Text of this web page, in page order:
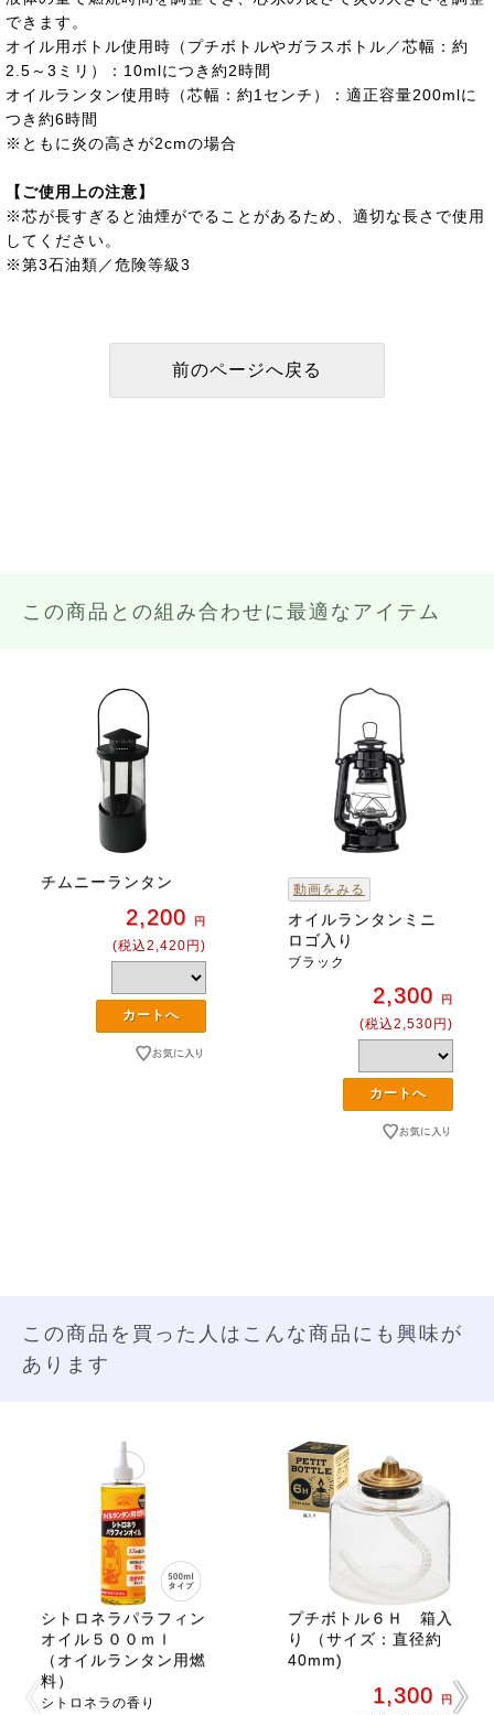
できます。
オイル用ボトル使用時（プチボトルやガラスボトル／芯幅：約
2.5～3ミリ）：10mlにつき約2時間
オイルランタン使用時（芯幅：約1センチ）：適正容量200mlに
つき約6時間
※ともに炎の高さが2cmの場合
【ご使用上の注意】
※芯が長すぎると油煙がでることがあるため、適切な長さで使用
してください。
※第3石油類／危険等級3
この商品との組み合わせに最適なアイテム
チムニーランタン
2,200 円
(税込2,420円)
動画をみる
オイルランタンミニ
ロゴ入り
ブラック
2,300 円
(税込2,530円)
この商品を買った人はこんな商品にも興味が
あります
シトロネラパラフィン
オイル５００ｍｌ
（オイルランタン用燃
料）
シトロネラの香り
プチボトル６Ｈ 箱入
り （サイズ：直径約
40mm)
1,300 円